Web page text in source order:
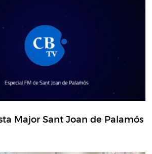
Major Sant Joan de Palamós